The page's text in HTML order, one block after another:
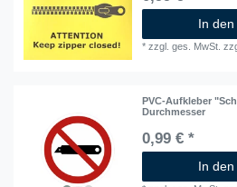
In
*zzgl. ges. MwSt.
PVC-Aufkleber
Durchmesser
0,99 € *
In